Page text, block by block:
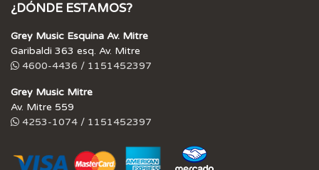
¿DÓNDE ESTAMOS?
Grey Music Esquina Av. Mitre
Garibaldi 363 esq. Av. Mitre
4600-4436 / 1151452397
Grey Music Mitre
Av. Mitre 559
4253-1074 / 1151452397